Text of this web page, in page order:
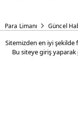
Para Limanı Güncel
TESK'ten
TESK Genel
Sitemizden en iyi şekilde
Bu siteye giriş yaparak